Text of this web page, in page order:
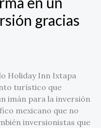
gracias
Holiday Inn Ixtapa
turístico que
imán para la inversión
mexicano que no
inversionistas que